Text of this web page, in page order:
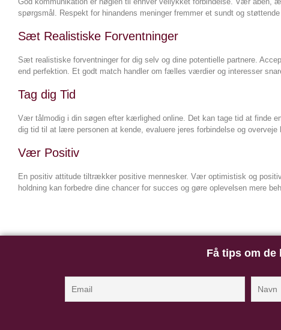
spørgsmål. Respekt for hinandens meninger fremmer et sundt og
Sæt Realistiske Forventninger
Sæt realistiske forventninger for dig selv og dine potentielle partnere.
end perfektion. Et godt match handler om fælles værdier og interesser
Tag dig Tid
Vær tålmodig i din søgen efter kærlighed online. Det kan tage tid at finde
dig tid til at lære personen at kende, evaluere jeres forbindelse og overveje
Vær Positiv
En positiv attitude tiltrækker positive mennesker. Vær optimistisk og
holdning kan forbedre dine chancer for succes og gøre oplevelsen mere
Få tips om